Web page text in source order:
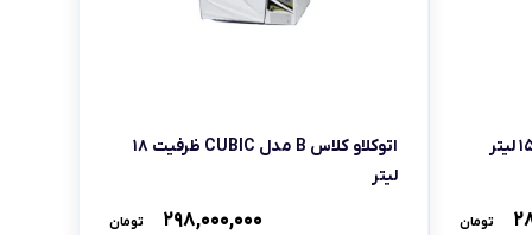
تومان
اتوکلاو کلاس B مدل CUBIC ظرفیت ۱۸
لیتر
۲۹۸,۰۰۰,۰۰۰ تومان